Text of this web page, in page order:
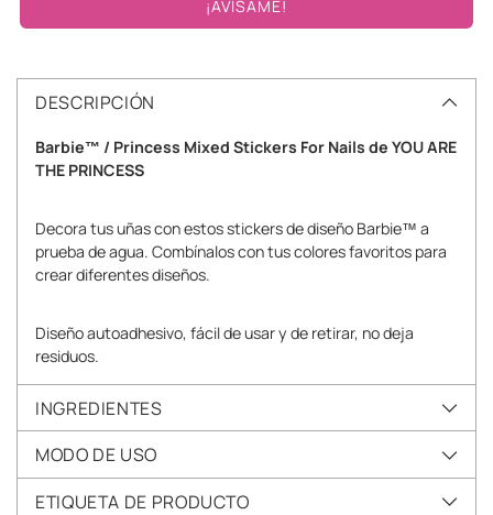
¡AVÍSAME!
DESCRIPCIÓN
Barbie™ / Princess Mixed Stickers For Nails de YOU ARE
THE PRINCESS
Decora tus uñas con estos stickers de diseño Barbie™ a
prueba de agua. Combínalos con tus colores favoritos para
crear diferentes diseños.
Diseño autoadhesivo, fácil de usar y de retirar, no deja
residuos.
INGREDIENTES
MODO DE USO
ETIQUETA DE PRODUCTO